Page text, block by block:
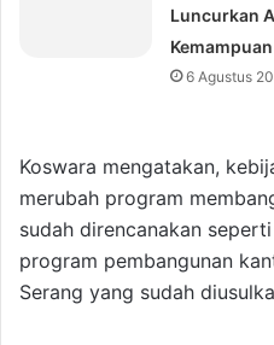
Luncurkan
6 Agustus
Koswara mengatakan,
merubah program
sudah direncanakan
program pembangunan
Serang yang sudah